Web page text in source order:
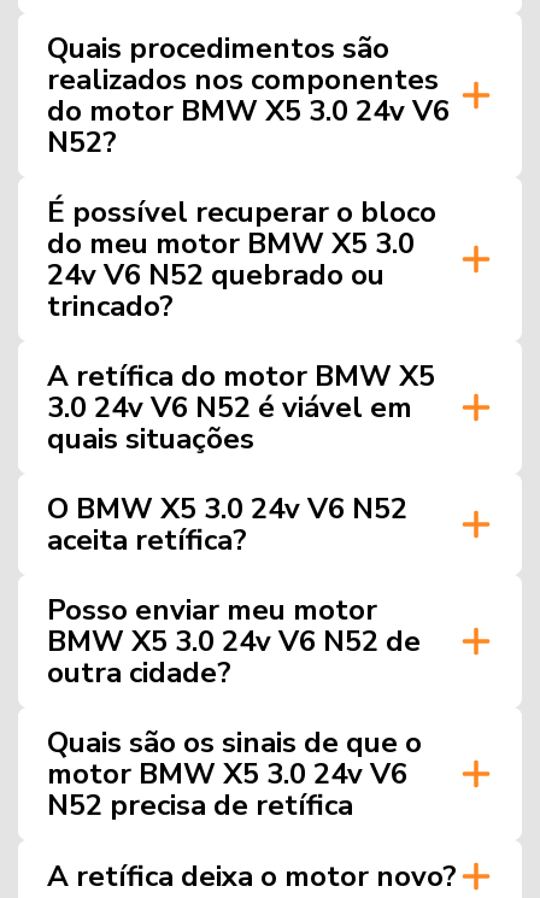
Quais procedimentos são
realizados nos componentes
do motor BMW X5 3.0 24v V6
N52?
É possível recuperar o bloco
do meu motor BMW X5 3.0
24v V6 N52 quebrado ou
trincado?
A retífica do motor BMW X5
3.0 24v V6 N52 é viável em
quais situações
O BMW X5 3.0 24v V6 N52
aceita retífica?
Posso enviar meu motor
BMW X5 3.0 24v V6 N52 de
outra cidade?
Quais são os sinais de que o
motor BMW X5 3.0 24v V6
N52 precisa de retífica
A retífica deixa o motor novo?